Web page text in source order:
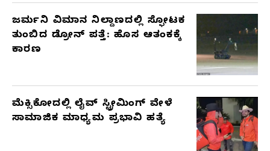
ಜರ್ಮನಿ ವಿಮಾನ ನಿಲ್ದಾಣದಲ್ಲಿ ಸ್ಫೋಟಕ
ತುಂಬಿದ ಡ್ರೋನ್ ಪತ್ತೆ: ಹೊಸ ಆತಂಕಕ್ಕೆ
ಕಾರಣ
ಮೆಕ್ಸಿಕೋದಲ್ಲಿ ಲೈವ್ ಸ್ಟ್ರೀಮಿಂಗ್ ವೇಳೆ
ಸಾಮಾಜಿಕ ಮಾಧ್ಯಮ ಪ್ರಭಾವಿ ಹತ್ಯೆ